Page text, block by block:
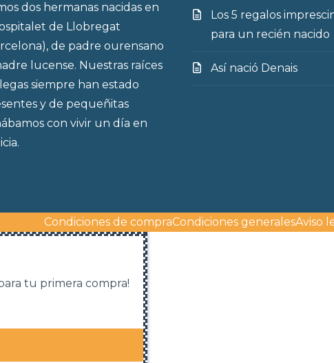
dos hermanas nacidas en
de Llobregat
de padre ourensano
lucense. Nuestras raíces
siempre han estado
y de pequeñitas
con vivir un día en
Los 5 regalos
para un recién nacido
Así nació Denais
Condiciones de compraCondiciones generalesAviso
tu primera compra!